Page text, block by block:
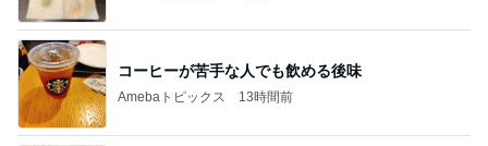
コーヒーが苦手な人でも飲める後味
Amebaトピックス 13時間前